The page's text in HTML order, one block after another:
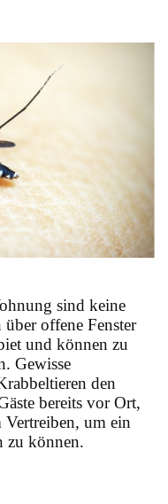
sind keine
über offene Fenster
und können zu
Gewisse
den
bereits vor Ort,
um ein
zu können.